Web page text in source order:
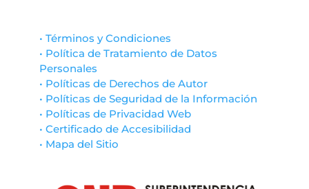
• Términos y Condiciones
• Política de Tratamiento de Datos
Personales
• Políticas de Derechos de Autor
• Políticas de Seguridad de la Información
• Políticas de Privacidad Web
• Certificado de Accesibilidad
• Mapa del Sitio